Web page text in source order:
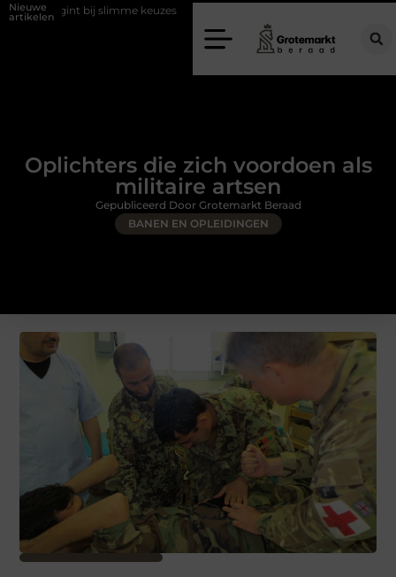
Nieuwe
artikelen
bij slimme keuzes Waarom kiezen voor een rijschool in Utrecht?
Oplichters die zich voordoen als
militaire artsen
BANEN EN OPLEIDINGEN
Gepubliceerd Door Grotemarkt Beraad